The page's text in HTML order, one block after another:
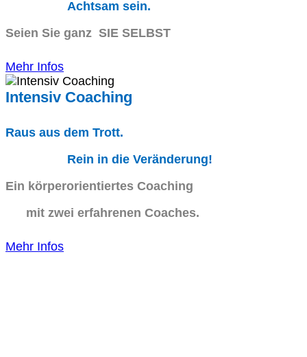
Achtsam sein.
Seien Sie ganz SIE SELBST
Mehr Infos
Intensiv Coaching
Raus aus dem Trott.
Rein in die Veränderung!
Ein körperorientiertes Coaching
mit zwei erfahrenen Coaches.
Mehr Infos